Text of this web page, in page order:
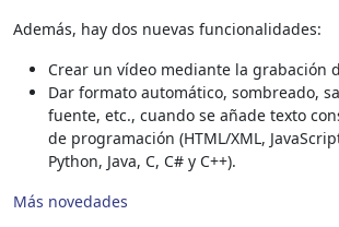
Además, hay dos nuevas funcionalidades:
Crear un vídeo mediante la grabación
Dar formato automático, sombreado,
fuente, etc., cuando se añade texto
de programación (HTML/XML,
Python, Java, C, C# y C++).
Más novedades